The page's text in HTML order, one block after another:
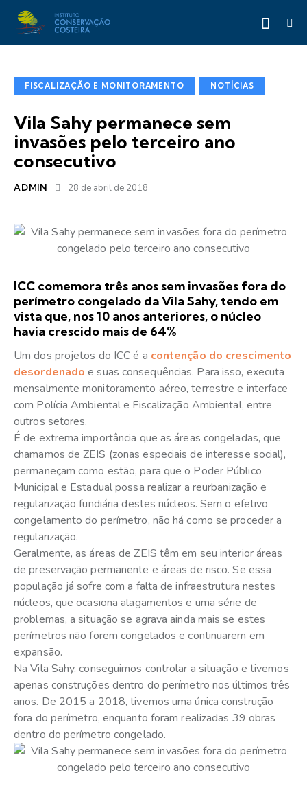
FISCALIZAÇÃO E MONITORAMENTO NOTÍCIAS
Vila Sahy permanece sem
invasões pelo terceiro ano
consecutivo
ADMIN 28 de abril de 2018
ICC comemora três anos sem invasões fora do
perímetro congelado da Vila Sahy, tendo em
vista que, nos 10 anos anteriores, o núcleo
havia crescido mais de 64%
Um dos projetos do ICC é a contenção do crescimento
desordenado e suas consequências. Para isso, executa
mensalmente monitoramento aéreo, terrestre e interface
com Polícia Ambiental e Fiscalização Ambiental, entre
outros setores.
É de extrema importância que as áreas congeladas, que
chamamos de ZEIS (zonas especiais de interesse social),
permaneçam como estão, para que o Poder Público
Municipal e Estadual possa realizar a reurbanização e
regularização fundiária destes núcleos. Sem o efetivo
congelamento do perímetro, não há como se proceder a
regularização.
Geralmente, as áreas de ZEIS têm em seu interior áreas
de preservação permanente e áreas de risco. Se essa
população já sofre com a falta de infraestrutura nestes
núcleos, que ocasiona alagamentos e uma série de
problemas, a situação se agrava ainda mais se estes
perímetros não forem congelados e continuarem em
expansão.
Na Vila Sahy, conseguimos controlar a situação e tivemos
apenas construções dentro do perímetro nos últimos três
anos. De 2015 a 2018, tivemos uma única construção
fora do perímetro, enquanto foram realizadas 39 obras
dentro do perímetro congelado.